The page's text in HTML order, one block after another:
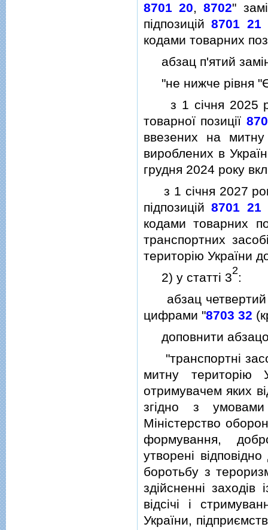
8701 20,8702"
пiдпозицiй8701 21
кодами товарних
абзац п'ятий
"не нижче рiвня
з 1 сiчня 2025
товарної позицiї
ввезених на
вироблених в
грудня 2024 року
з 1 сiчня 2027
пiдпозицiй8701 21
кодами товарних
транспортних
територiю України
2) у статтi 32:
абзац четвертий
цифрами "8703 32
доповнити
"транспортнi
митну територiю
отримувачем яких
згiдно з умовами
Мiнiстерство
формування,
утворенi
боротьбу з
здiйсненнi заходiв
вiдсiчi i
України,